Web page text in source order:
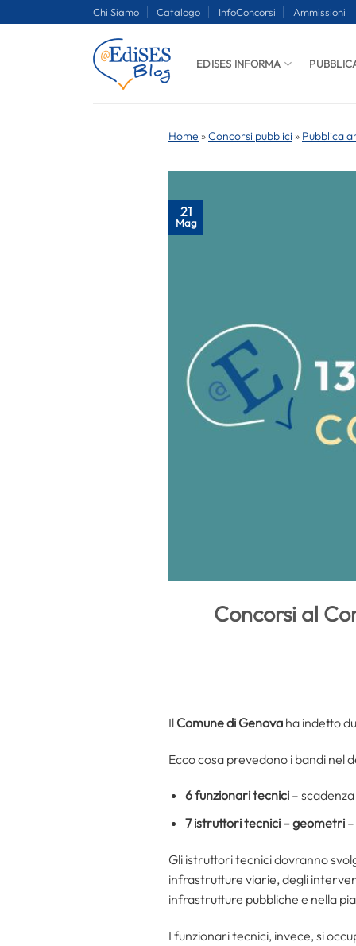
Chi Siamo Catalogo InfoConcorsi Ammissioni
EDISES INFORMA
Home »Concorsi pubblici » Pubblica
21
Mag
Concorsi al
Il Comune di Genova ha indetto
Ecco cosa prevedono i bandi nel
6 funzionari tecnici–
7 istruttori tecnici – geometri–
Gli istruttori tecnici dovranno
infrastrutture viarie, degli
infrastrutture pubbliche e nella
I funzionari tecnici, invece, si